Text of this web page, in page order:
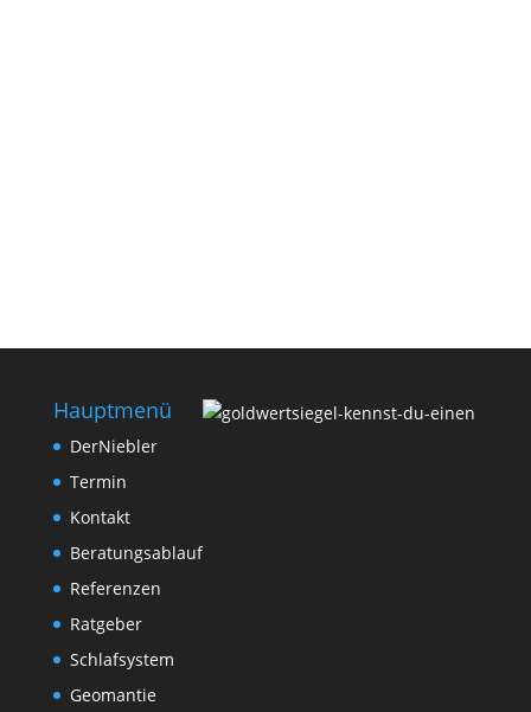
Hauptmenü
DerNiebler
Termin
Kontakt
Beratungsablauf
Referenzen
Ratgeber
Schlafsystem
Geomantie